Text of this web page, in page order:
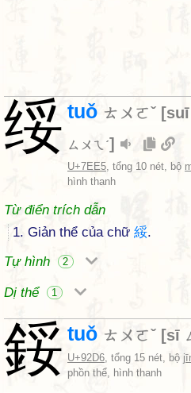
绥 tuǒ ㄊㄨㄛˇ [suī
ㄙㄨㄟˊ]
U+7EE5, tổng 10 nét, bộ
hình thanh
Từ điển trích dẫn
1. Giản thể của chữ 綏.
Tự hình
2
Dị thể 1
鋖 tuǒ ㄊㄨㄛˇ [sī
U+92D6, tổng 15 nét, bộ
phồn thể, hình thanh